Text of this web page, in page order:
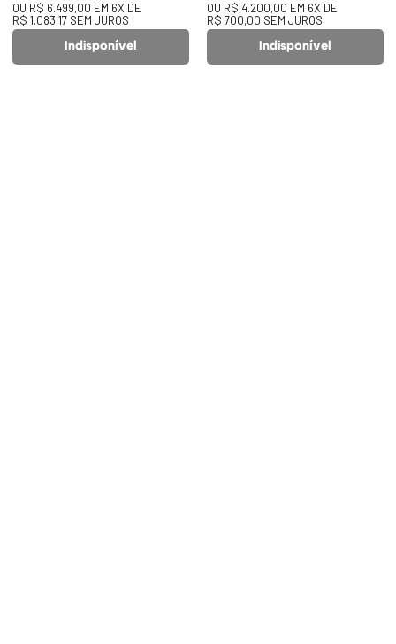
OU R$ 6.499,00 EM 6X DE
R$ 1.083,17 SEM JUROS
Indisponível
OU R$ 4.200,00 EM 6X DE
R$ 700,00 SEM JUROS
Indisponível